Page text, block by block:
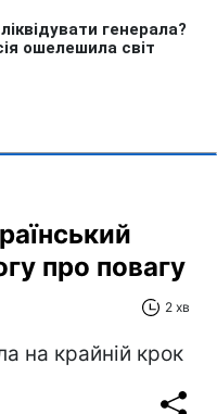
про повагу
2 хв
на крайній крок